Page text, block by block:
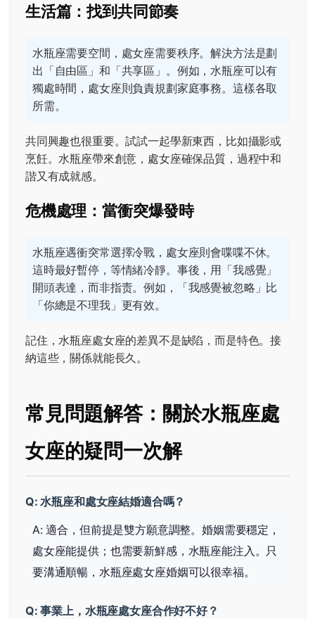
生活篇：找到共同節奏
水瓶座需要空間，處女座需要秩序。解決方法是劃
出「自由區」和「共享區」。例如，水瓶座可以有
獨處時間，處女座則負責規劃家庭事務。這樣各取
所需。
共同興趣也很重要。試試一起學新東西，比如攝影或
烹飪。水瓶座帶來創意，處女座確保品質，過程中和
諧又有成就感。
危機處理：當衝突爆發時
水瓶座遇衝突常選擇冷戰，處女座則會喋喋不休。
這時最好暫停，等情緒冷靜。事後，用「我感覺」
開頭表達，而非指责。例如，「我感覺被忽略」比
「你總是不理我」更有效。
記住，水瓶座處女座的差異不是缺陷，而是特色。接
納這些，關係就能長久。
常見問題解答：關於水瓶座處
女座的疑問一次解
Q: 水瓶座和處女座結婚適合嗎？
A: 適合，但前提是雙方願意調整。婚姻需要穩定，
處女座能提供；也需要新鮮感，水瓶座能注入。只
要溝通順暢，水瓶座處女座婚姻可以很幸福。
Q: 事業上，水瓶座處女座合作好不好？